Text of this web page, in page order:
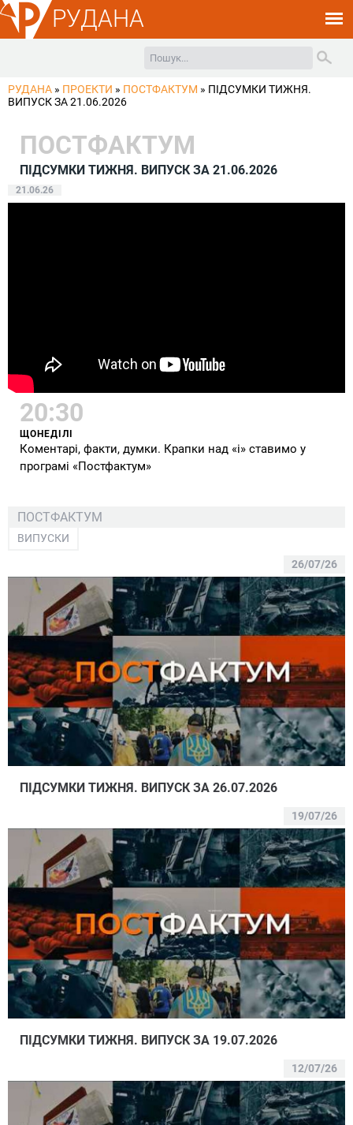
РУДАНА
РУДАНА » ПРОЕКТИ » ПОСТФАКТУМ » ПІДСУМКИ ТИЖНЯ.
ВИПУСК ЗА 21.06.2026
ПОСТФАКТУМ
ПІДСУМКИ ТИЖНЯ. ВИПУСК ЗА 21.06.2026
21.06.26
20:30
ЩОНЕДІЛІ
Коментарі, факти, думки. Крапки над «і» ставимо у
програмі «Постфактум»
ПОСТФАКТУМ
ВИПУСКИ
26/07/26
ПІДСУМКИ ТИЖНЯ. ВИПУСК ЗА 26.07.2026
19/07/26
ПІДСУМКИ ТИЖНЯ. ВИПУСК ЗА 19.07.2026
12/07/26